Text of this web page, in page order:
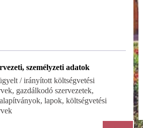
személyzeti adatok
/ irányított költségvetési
gazdálkodó szervezetek,
lapok, költségvetési